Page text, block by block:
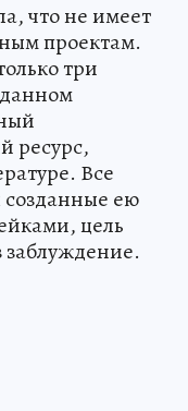
что не имеет
проектам.
три
ресурс,
Все
созданные ею
цель
заблуждение.